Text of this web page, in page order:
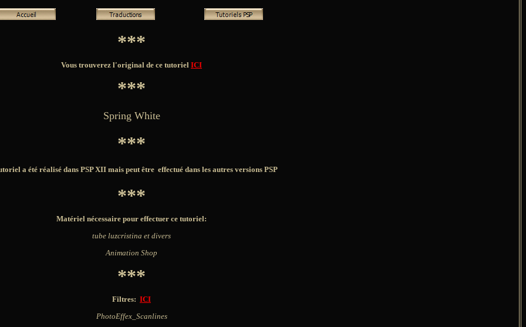
***
Vous trouverez l'original de ce tutoriel ICI
***
Spring White
***
a été réalisé dans PSP XII mais peut être effectué dans les autres versions PSP
***
Matériel nécessaire pour effectuer ce tutoriel:
tube luzcristina et divers
Animation Shop
***
Filtres: ICI
PhotoEffex_Scanlines